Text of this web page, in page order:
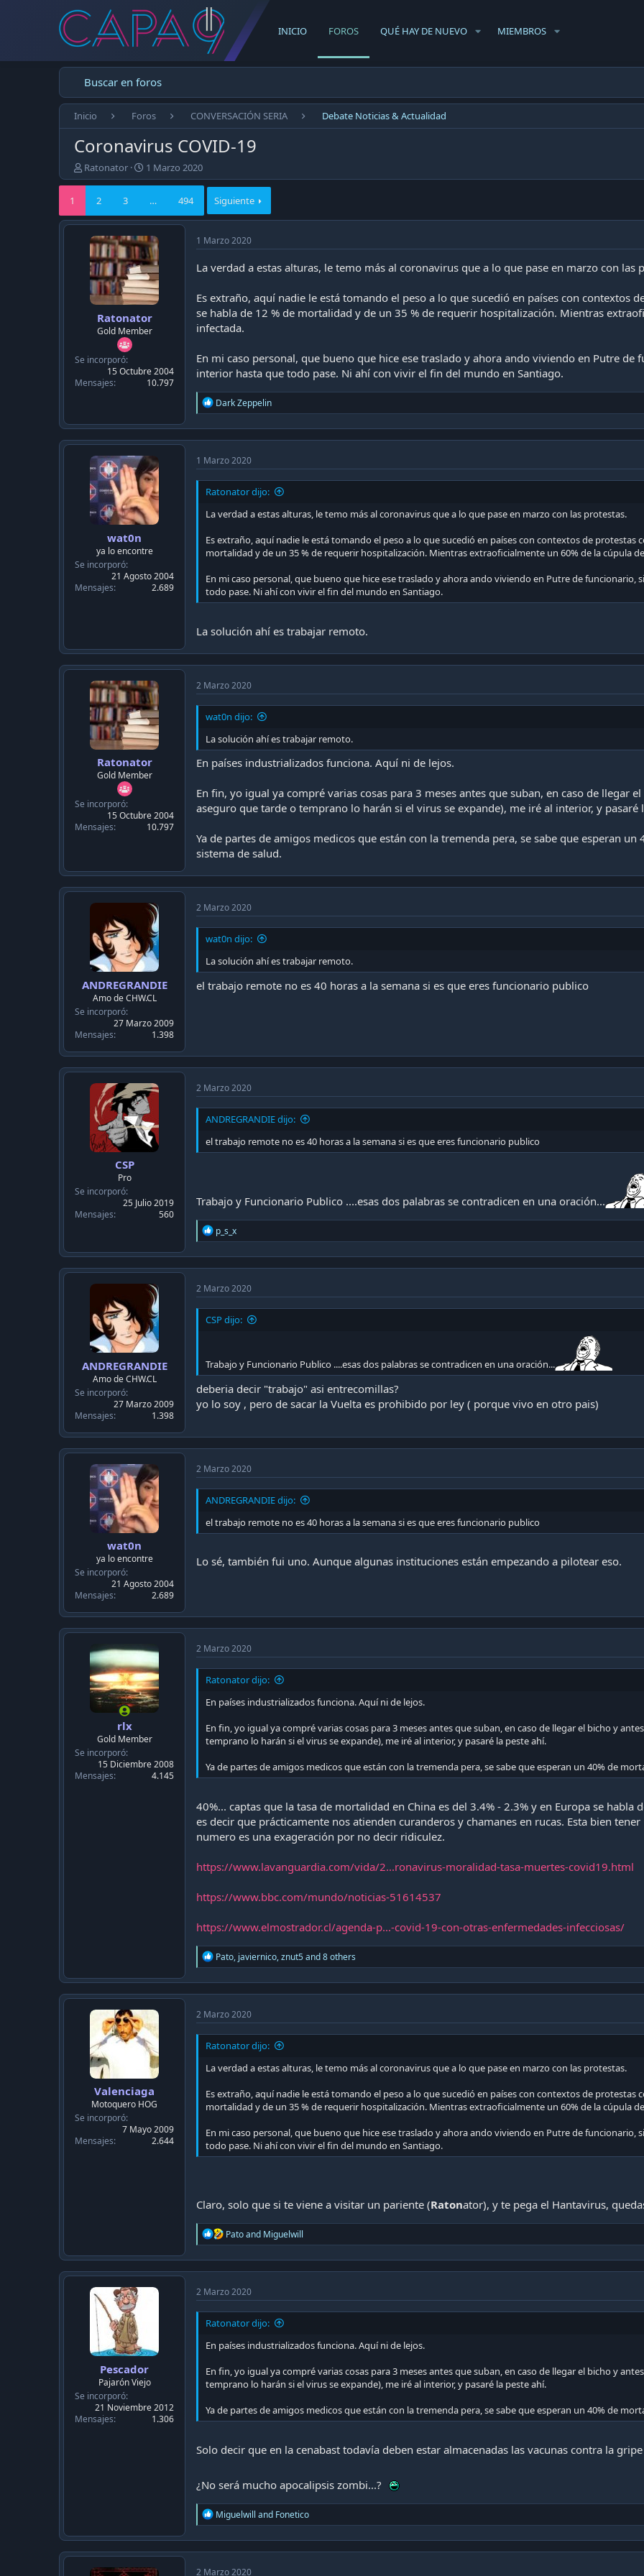
INICIO FOROS QUÉ HAY DE NUEVO MIEMBROS
Buscar en foros
Inicio Foros CONVERSACIÓN SERIA Debate Noticias & Actualidad
Coronavirus COVID-19
E
m
z
m
Ratonator
F
e
h
a
e
p
u
b
l
i
c
a
ó
n
1 Marzo 2020
1 2 3 … 494 Siguiente
Ratonator
Gold Member
Se incorporó
15 Octubre 2004
Mensajes
10.797
1 Marzo 2020
La verdad a estas alturas, le temo más al coronavirus que a lo que pase en marzo con las
Es extraño, aquí nadie le está tomando el peso a lo que sucedió en países con contextos
se habla de 12 % de mortalidad y de un 35 % de requerir hospitalización. Mientras
infectada.
En mi caso personal, que bueno que hice ese traslado y ahora ando viviendo en Putre de
interior hasta que todo pase. Ni ahí con vivir el fin del mundo en Santiago.
R
e
i
o
n
s
Dark Zeppelin
wat0n
ya lo encontre
Se incorporó
21 Agosto 2004
Mensajes
2.689
1 Marzo 2020
Ratonator dijo:
La verdad a estas alturas, le temo más al coronavirus que a lo que pase en marzo con las protestas.
Es extraño, aquí nadie le está tomando el peso a lo que sucedió en países con contextos de protestas
mortalidad y de un 35 % de requerir hospitalización. Mientras extraoficialmente un 60% de la cúpula
En mi caso personal, que bueno que hice ese traslado y ahora ando viviendo en Putre de funcionario,
todo pase. Ni ahí con vivir el fin del mundo en Santiago.
La solución ahí es trabajar remoto.
Ratonator
Gold Member
Se incorporó
15 Octubre 2004
Mensajes
10.797
2 Marzo 2020
wat0n dijo:
La solución ahí es trabajar remoto.
En países industrializados funciona. Aquí ni de lejos.
En fin, yo igual ya compré varias cosas para 3 meses antes que suban, en caso de llegar
aseguro que tarde o temprano lo harán si el virus se expande), me iré al interior, y pasaré
Ya de partes de amigos medicos que están con la tremenda pera, se sabe que esperan
sistema de salud.
ANDREGRANDIE
Amo de CHW.CL
Se incorporó
27 Marzo 2009
Mensajes
1.398
2 Marzo 2020
wat0n dijo:
La solución ahí es trabajar remoto.
el trabajo remote no es 40 horas a la semana si es que eres funcionario publico
CSP
Pro
Se incorporó
25 Julio 2019
Mensajes
560
2 Marzo 2020
ANDREGRANDIE dijo:
el trabajo remote no es 40 horas a la semana si es que eres funcionario publico
Trabajo y Funcionario Publico ....esas dos palabras se contradicen en una oración...
R
e
i
o
n
s
p_s_x
ANDREGRANDIE
Amo de CHW.CL
Se incorporó
27 Marzo 2009
Mensajes
1.398
2 Marzo 2020
CSP dijo:
Trabajo y Funcionario Publico ....esas dos palabras se contradicen en una oración...
deberia decir "trabajo" asi entrecomillas?
yo lo soy , pero de sacar la Vuelta es prohibido por ley ( porque vivo en otro pais)
wat0n
ya lo encontre
Se incorporó
21 Agosto 2004
Mensajes
2.689
2 Marzo 2020
ANDREGRANDIE dijo:
el trabajo remote no es 40 horas a la semana si es que eres funcionario publico
Lo sé, también fui uno. Aunque algunas instituciones están empezando a pilotear eso.
rlx
Gold Member
Se incorporó
15 Diciembre 2008
Mensajes
4.145
2 Marzo 2020
Ratonator dijo:
En países industrializados funciona. Aquí ni de lejos.
En fin, yo igual ya compré varias cosas para 3 meses antes que suban, en caso de llegar el bicho y
temprano lo harán si el virus se expande), me iré al interior, y pasaré la peste ahí.
Ya de partes de amigos medicos que están con la tremenda pera, se sabe que esperan un 40% de
40%... captas que la tasa de mortalidad en China es del 3.4% - 2.3% y en Europa se habla
es decir que prácticamente nos atienden curanderos y chamanes en rucas. Esta bien
numero es una exageración por no decir ridiculez.
https://www.lavanguardia.com/vida/2...ronavirus-moralidad-tasa-muertes-covid19.html
https://www.bbc.com/mundo/noticias-51614537
https://www.elmostrador.cl/agenda-p...-covid-19-con-otras-enfermedades-infecciosas/
R
e
i
o
n
s
Pato, javiernico,znut5and 8 others
Valenciaga
Motoquero HOG
Se incorporó
7 Mayo 2009
Mensajes
2.644
2 Marzo 2020
Ratonator dijo:
La verdad a estas alturas, le temo más al coronavirus que a lo que pase en marzo con las protestas.
Es extraño, aquí nadie le está tomando el peso a lo que sucedió en países con contextos de protestas
mortalidad y de un 35 % de requerir hospitalización. Mientras extraoficialmente un 60% de la cúpula
En mi caso personal, que bueno que hice ese traslado y ahora ando viviendo en Putre de funcionario,
todo pase. Ni ahí con vivir el fin del mundo en Santiago.
Claro, solo que si te viene a visitar un pariente (Ratonator), y te pega el Hantavirus,
R
e
i
o
n
s
Patoand Miguelwill
Pescador
Pajarón Viejo
Se incorporó
21 Noviembre 2012
Mensajes
1.306
2 Marzo 2020
Ratonator dijo:
En países industrializados funciona. Aquí ni de lejos.
En fin, yo igual ya compré varias cosas para 3 meses antes que suban, en caso de llegar el bicho y
temprano lo harán si el virus se expande), me iré al interior, y pasaré la peste ahí.
Ya de partes de amigos medicos que están con la tremenda pera, se sabe que esperan un 40% de
Solo decir que en la cenabast todavía deben estar almacenadas las vacunas contra la
¿No será mucho apocalipsis zombi...?
R
e
i
Miguelwill and Fonetico
2 Marzo 2020